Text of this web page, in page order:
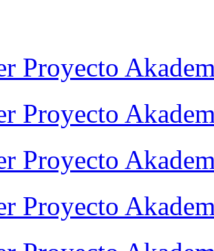
Proyecto
Proyecto
Proyecto
Proyecto